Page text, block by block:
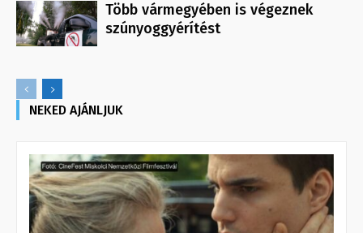
Több vármegyében is végeznek
szúnyoggyérítést
NEKED AJÁNLJUK